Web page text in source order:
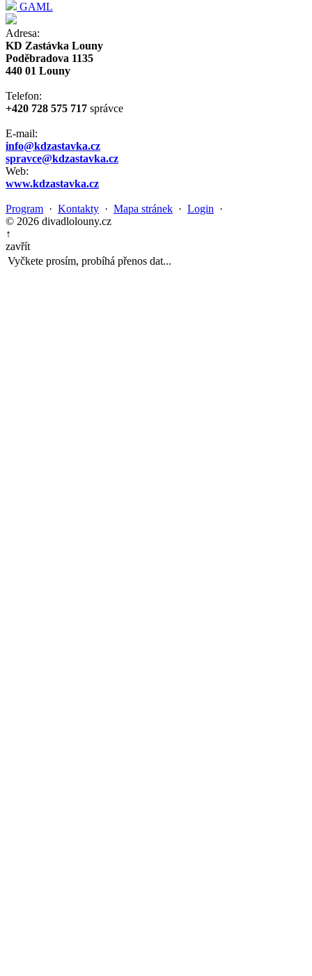
GAML
Adresa:
KD Zastávka Louny
Poděbradova 1135
440 01 Louny
Telefon:
+420 728 575 717 správce
E-mail:
info@kdzastavka.cz
spravce@kdzastavka.cz
Web:
www.kdzastavka.cz
Program · Kontakty · Mapa stránek · Login ·
© 2026 divadlolouny.cz
↑
zavřít
Vyčkete prosím, probíhá přenos dat...